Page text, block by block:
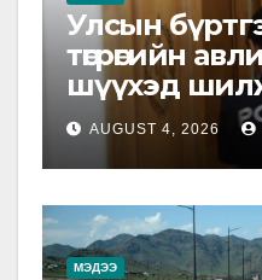
Улсын
төгрөгийн
шүүхэд
AUGUST 4, 2026
МЭДЭЭ